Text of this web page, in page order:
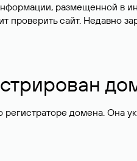
размещенной в
проверить сайт. Недавно
домена. Она